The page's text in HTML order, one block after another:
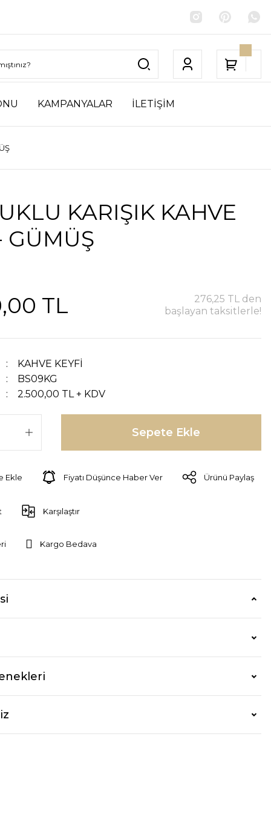
KAMPANYALAR İLETİŞİM
KARIŞIK KAHVE
GÜMÜŞ
TL
276,25 TL den
başlayan taksitlerle!
KAHVE KEYFİ
BS09KG
2.500,00 TL + KDV
Sepete Ekle
Fiyatı Düşünce Haber Ver Ürünü Paylaş
Karşılaştır
Kargo Bedava